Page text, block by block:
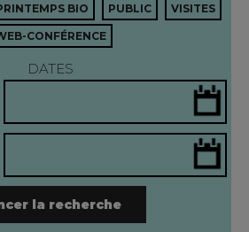
BIO PUBLIC VISITES
CONFÉRENCE
DATES
la recherche